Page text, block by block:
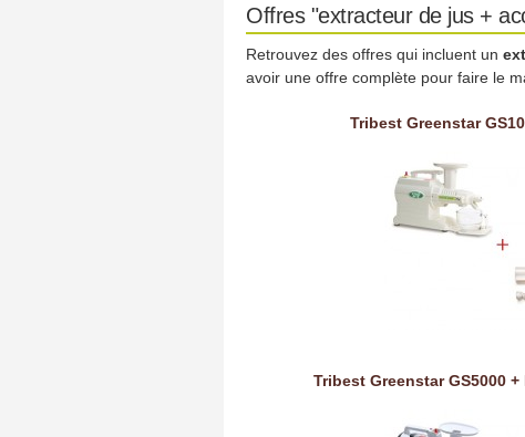
Offres "extracteur de jus +
Retrouvez des offres qui incluent un
avoir une offre complète pour faire le
Tribest Greenstar
Tribest Greenstar GS5000